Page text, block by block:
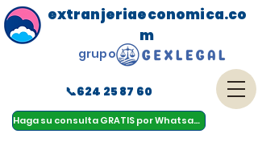
Haga su consulta GRATIS por Whatsapp
menu
extranjeriaeconomica.co
m
📞624 25 87 60
grupo